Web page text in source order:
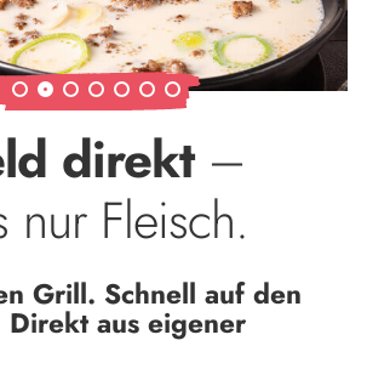
direkt–
nur Fleisch.
Grill. Schnell auf den
Direkt aus eigener